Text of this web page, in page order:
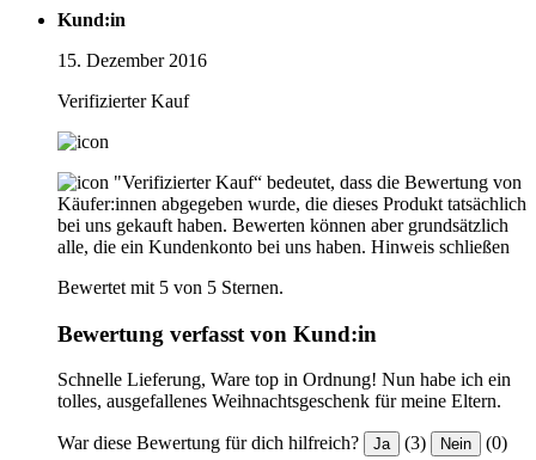
Kund:in
15. Dezember 2016
Verifizierter Kauf
"Verifizierter Kauf“ bedeutet, dass die Bewertung von
Käufer:innen abgegeben wurde, die dieses Produkt tatsächlich
bei uns gekauft haben. Bewerten können aber grundsätzlich
alle, die ein Kundenkonto bei uns haben. Hinweis schließen
Bewertet mit 5 von 5 Sternen.
Bewertung verfasst von Kund:in
Schnelle Lieferung, Ware top in Ordnung! Nun habe ich ein
tolles, ausgefallenes Weihnachtsgeschenk für meine Eltern.
War diese Bewertung für dich hilfreich? Ja (3) Nein (0)